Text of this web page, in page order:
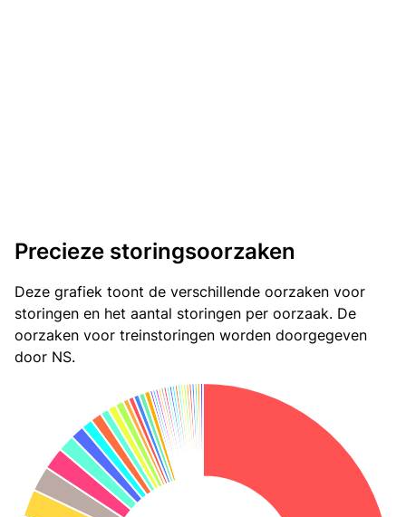
Precieze storingsoorzaken
Deze grafiek toont de verschillende oorzaken voor
storingen en het aantal storingen per oorzaak. De
oorzaken voor treinstoringen worden doorgegeven
door NS.